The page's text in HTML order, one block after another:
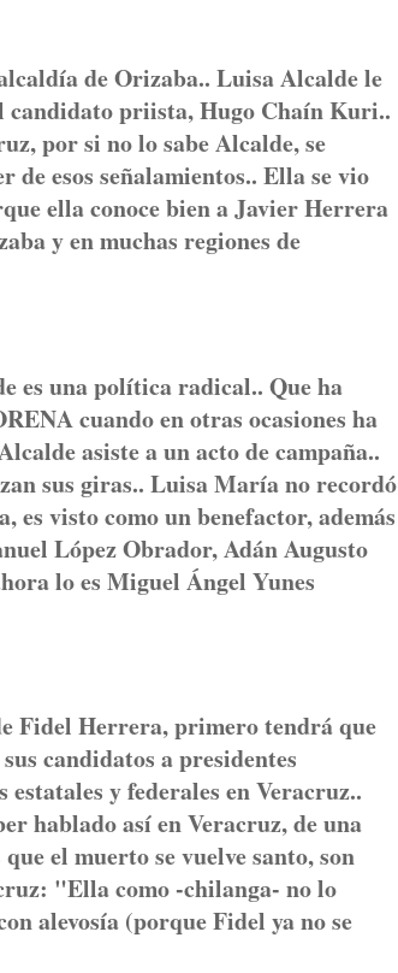
de Orizaba.. Luisa Alcalde le
candidato priista, Hugo Chaín Kuri..
por si no lo sabe Alcalde, se
de esos señalamientos.. Ella se vio
ella conoce bien a Javier Herrera
y en muchas regiones de
es una política radical.. Que ha
cuando en otras ocasiones ha
asiste a un acto de campaña..
sus giras.. Luisa María no recordó
visto como un benefactor, además
López Obrador, Adán Augusto
lo es Miguel Ángel Yunes
Fidel Herrera, primero tendrá que
candidatos a presidentes
y federales en Veracruz..
hablado así en Veracruz, de una
el muerto se vuelve santo, son
"Ella como -chilanga- no lo
alevosía (porque Fidel ya no se